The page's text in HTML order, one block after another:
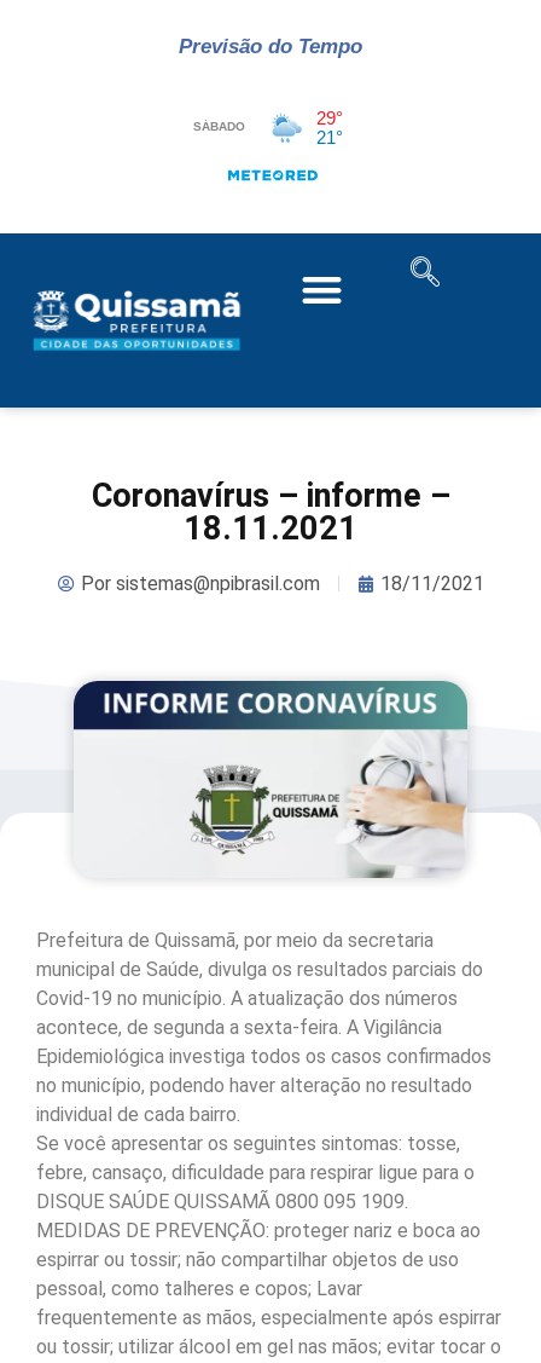
Previsão do Tempo
Coronavírus – informe –
18.11.2021
Porsistemas@npibrasil.com 18/11/2021
Prefeitura de Quissamã, por meio da secretaria
municipal de Saúde, divulga os resultados parciais do
Covid-19 no município. A atualização dos números
acontece, de segunda a sexta-feira. A Vigilância
Epidemiológica investiga todos os casos confirmados
no município, podendo haver alteração no resultado
individual de cada bairro.
Se você apresentar os seguintes sintomas: tosse,
febre, cansaço, dificuldade para respirar ligue para o
DISQUE SAÚDE QUISSAMÃ 0800 095 1909.
MEDIDAS DE PREVENÇÃO: proteger nariz e boca ao
espirrar ou tossir; não compartilhar objetos de uso
pessoal, como talheres e copos; Lavar
frequentemente as mãos, especialmente após espirrar
ou tossir; utilizar álcool em gel nas mãos; evitar tocar o